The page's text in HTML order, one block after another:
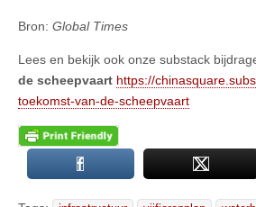
Bron: Global Times
Lees en bekijk ook onze substack
de scheepvaart https://
toekomst-van-de-scheepvaart